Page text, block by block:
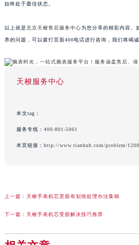
始终处于最佳状态。
以上就是北京天梭售后服务中心为您分享的精彩内容。
养的问题，可以拨打页面400电话进行咨询，我们将竭诚
天梭服务中心
本文tag：
服务专线： 400-801-5061
本页链接： http://www.tianhub.com/problem/
上一篇： 天梭手表机芯里面有划痕处理办法集锦
下一篇： 天梭手表机芯受损解决技巧推荐